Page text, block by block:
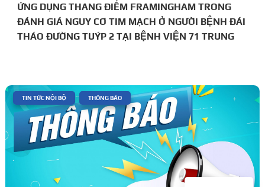
ỨNG DỤNG THANG ĐIỂM FRAMINGHAM TRONG
ĐÁNH GIÁ NGUY CƠ TIM MẠCH Ở NGƯỜI BỆNH ĐÁI
THÁO ĐƯỜNG TUÝP 2 TẠI BỆNH VIỆN 71 TRUNG
TIN TỨC NỘI BỘ THÔNG BÁO